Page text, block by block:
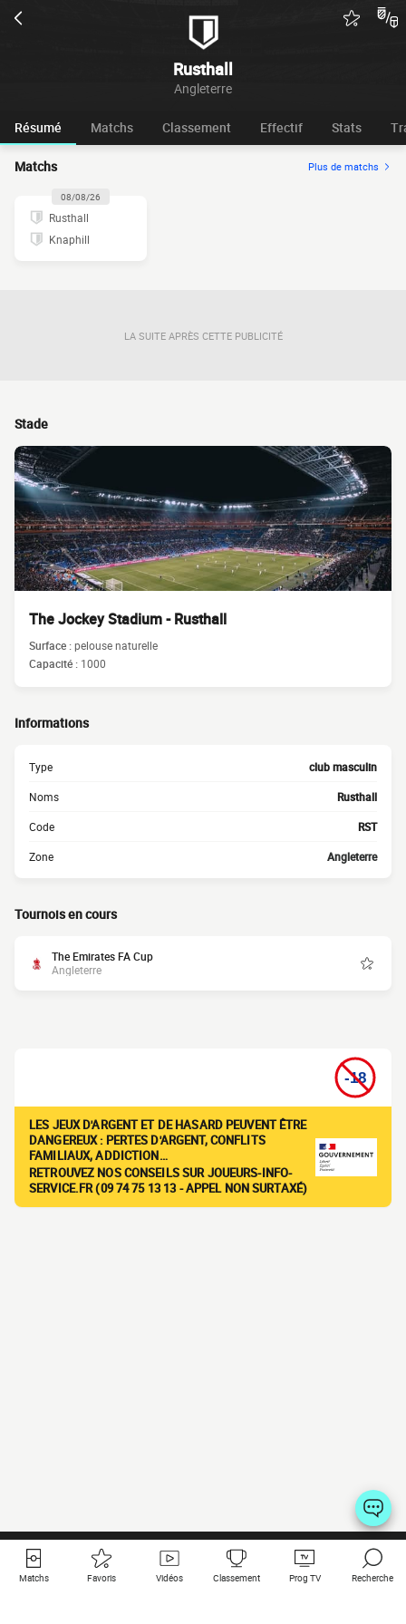
Rusthall
Angleterre
Résumé Matchs Classement Effectif Stats
Matchs Plus de matchs
08/08/26
Rusthall
Knaphill
LA SUITE APRÈS CETTE PUBLICITÉ
Stade
The Jockey Stadium - Rusthall
Surface :pelouse naturelle
Capacité : 1000
Informations
Type club masculin
Noms Rusthall
Code RST
Zone Angleterre
Tournois en cours
The Emirates FA Cup
Angleterre
LES JEUX D'ARGENT ET DE HASARD PEUVENT ÊTRE
DANGEREUX : PERTES D'ARGENT, CONFLITS
FAMILIAUX, ADDICTION…
RETROUVEZ NOS CONSEILS SUR JOUEURS-INFO-
SERVICE.FR (09 74 75 13 13 - APPEL NON SURTAXÉ)
Matchs Favoris Vidéos Classement Prog TV Recherche